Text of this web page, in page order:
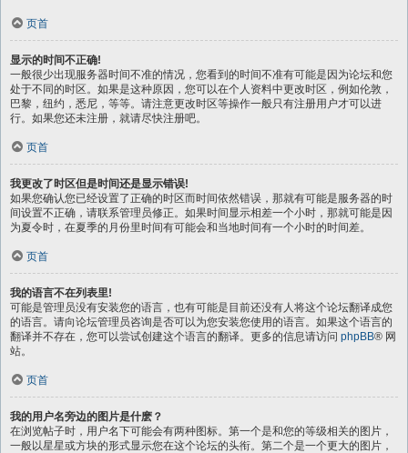
页首
显示的时间不正确!
一般很少出现服务器时间不准的情况，您看到的时间不准有可能是因为论坛和您
处于不同的时区。如果是这种原因，您可以在个人资料中更改时区，例如伦敦，
巴黎，纽约，悉尼，等等。请注意更改时区等操作一般只有注册用户才可以进
行。如果您还未注册，就请尽快注册吧。
页首
我更改了时区但是时间还是显示错误!
如果您确认您已经设置了正确的时区而时间依然错误，那就有可能是服务器的时
间设置不正确，请联系管理员修正。如果时间显示相差一个小时，那就可能是因
为夏令时，在夏季的月份里时间有可能会和当地时间有一个小时的时间差。
页首
我的语言不在列表里!
可能是管理员没有安装您的语言，也有可能是目前还没有人将这个论坛翻译成您
的语言。请向论坛管理员咨询是否可以为您安装您使用的语言。如果这个语言的
翻译并不存在，您可以尝试创建这个语言的翻译。更多的信息请访问 phpBB® 网
站。
页首
我的用户名旁边的图片是什麽？
在浏览帖子时，用户名下可能会有两种图标。第一个是和您的等级相关的图片，
一般以星星或方块的形式显示您在这个论坛的头衔。第二个是一个更大的图片，